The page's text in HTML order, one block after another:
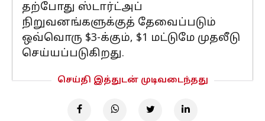
தற்போது ஸ்டார்ட்அப்
நிறுவனங்களுக்குத் தேவைப்படும்
ஒவ்வொரு $3-க்கும், $1 மட்டுமே முதலீடு
செய்யப்படுகிறது.
செய்தி இத்துடன் முடிவடைந்தது